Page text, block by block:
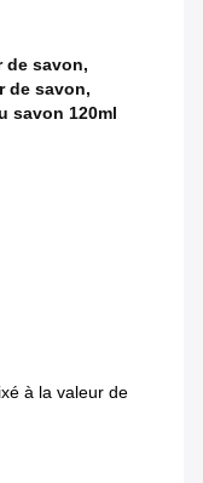
de savon,
de savon,
savon 120ml
à la valeur de